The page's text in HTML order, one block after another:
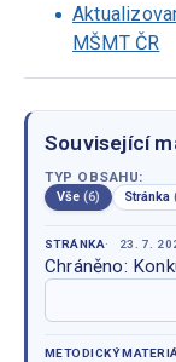
MŠMT ČR
Související
TYP OBSAHU:
Vše (6) Stránka
STRÁNKA 23. 7.
Chráněno:
METODICKÝ